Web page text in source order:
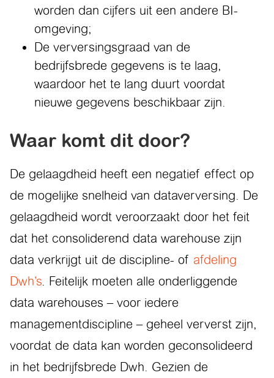
worden dan cijfers uit een andere BI-
omgeving;
De verversingsgraad van de
bedrijfsbrede gegevens is te laag,
waardoor het te lang duurt voordat
nieuwe gegevens beschikbaar zijn.
Waar komt dit door?
De gelaagdheid heeft een negatief effect op
de mogelijke snelheid van dataverversing. De
gelaagdheid wordt veroorzaakt door het feit
dat het consoliderend data warehouse zijn
data verkrijgt uit de discipline- of afdeling
Dwh’s . Feitelijk moeten alle onderliggende
data warehouses – voor iedere
managementdiscipline – geheel ververst zijn,
voordat de data kan worden geconsolideerd
in het bedrijfsbrede Dwh. Gezien de